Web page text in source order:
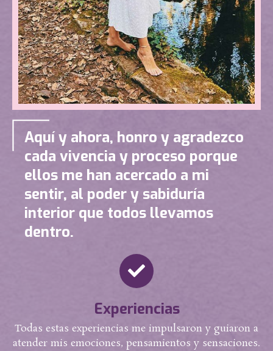
Aquí y ahora, honro y agradezco
cada vivencia y proceso porque
ellos me han acercado a mi
sentir, al poder y sabiduría
interior que todos llevamos
dentro.
Experiencias
Todas estas experiencias me impulsaron y guiaron a
atender mis emociones, pensamientos y sensaciones.